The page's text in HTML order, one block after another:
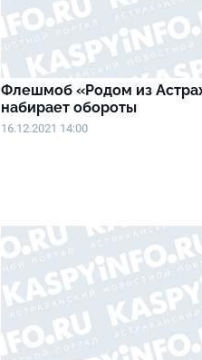
Флешмоб «Родом из
набирает обороты
16.12.2021 14:00